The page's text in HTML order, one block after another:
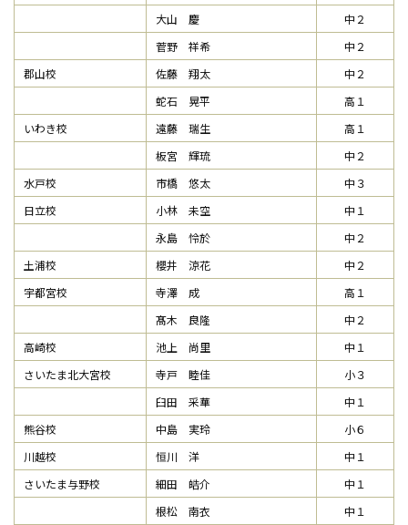
大山 慶
中２
菅野 祥希
中２
郡山校
佐藤 翔太
中２
蛇石 晃平
高１
いわき校
遠藤 瑞生
高１
板宮 輝琉
中２
水戸校
市橋 悠太
中３
日立校
小林 未空
中１
永島 怜於
中２
土浦校
櫻井 涼花
中２
宇都宮校
寺澤 成
高１
髙木 良隆
中２
高崎校
池上 尚里
中１
さいたま北大宮校
寺戸 睦佳
小３
臼田 采華
中１
熊谷校
中島 実玲
小６
川越校
恒川 洋
中１
さいたま与野校
細田 皓介
中１
根松 南衣
中１